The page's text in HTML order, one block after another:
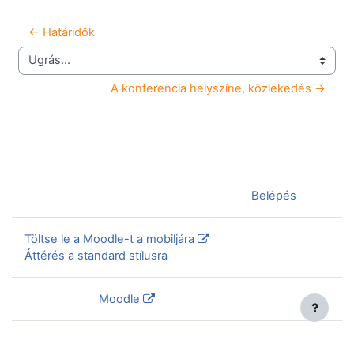
← Határidők
Ugrás...
A konferencia helyszíne, közlekedés →
Belépés
Töltse le a Moodle-t a mobiljára
Áttérés a standard stílusra
Moodle